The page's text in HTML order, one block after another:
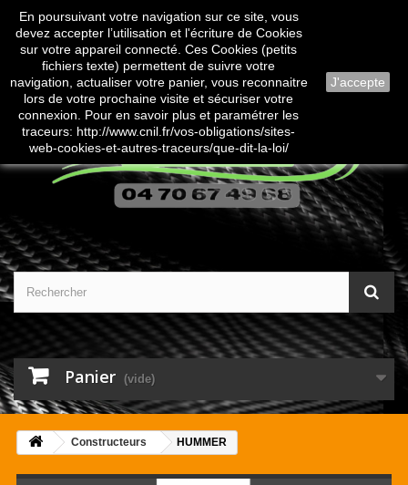
Contactez-nous
Panier (vide)
Constructeurs HUMMER
En poursuivant votre navigation sur ce site, vous
devez accepter l’utilisation et l'écriture de Cookies
sur votre appareil connecté. Ces Cookies (petits
fichiers texte) permettent de suivre votre
navigation, actualiser votre panier, vous reconnaitre
lors de votre prochaine visite et sécuriser votre
connexion. Pour en savoir plus et paramétrer les
traceurs: http://www.cnil.fr/vos-obligations/sites-
web-cookies-et-autres-traceurs/que-dit-la-loi/
J'accepte